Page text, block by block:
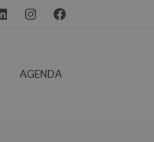
AGENDA